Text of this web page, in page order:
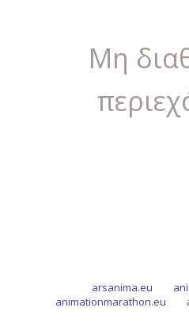
Μη
arsanima.eu
animationmarathon.eu